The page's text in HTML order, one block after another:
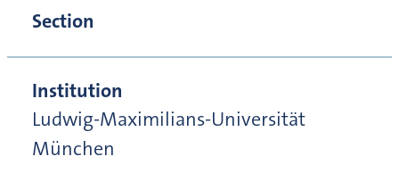
Section
Institution
Ludwig-Maximilians-Universität
München